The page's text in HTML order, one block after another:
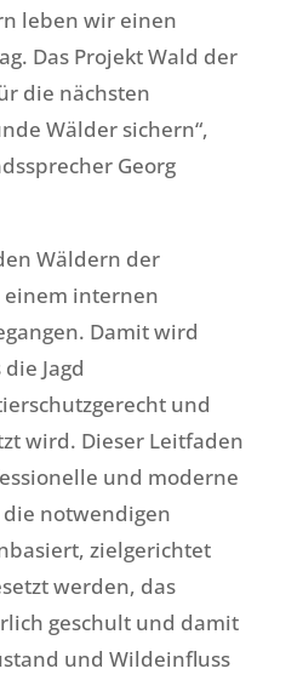
leben wir einen
Das Projekt Wald der
die nächsten
Wälder sichern“,
Georg
Wäldern der
einem internen
Damit wird
Jagd
und
wird. Dieser Leitfaden
und moderne
die notwendigen
zielgerichtet
werden, das
geschult und damit
und Wildeinfluss